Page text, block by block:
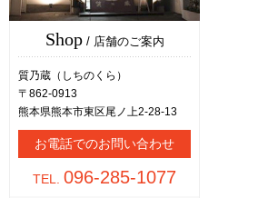
Shop/ 店舗のご案内
質乃蔵（しちのくら）
〒862-0913
熊本県熊本市東区尾ノ上2-28-13
お電話でのお問い合わせ
TEL. 096-285-1077